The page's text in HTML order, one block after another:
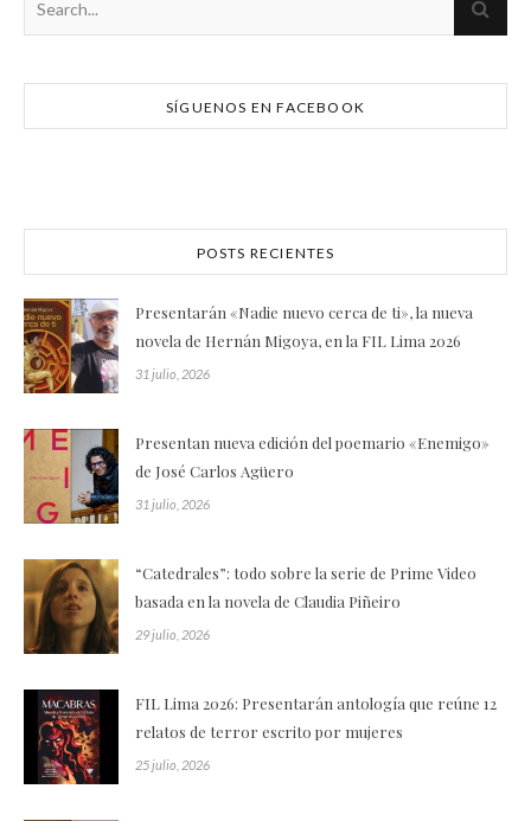
SÍGUENOS EN FACEBOOK
POSTS RECIENTES
Presentarán «Nadie nuevo cerca de ti», la nueva
novela de Hernán Migoya, en la FIL Lima 2026
31 julio, 2026
Presentan nueva edición del poemario «Enemigo»
de José Carlos Agüero
31 julio, 2026
“Catedrales”: todo sobre la serie de Prime Video
basada en la novela de Claudia Piñeiro
29 julio, 2026
FIL Lima 2026: Presentarán antología que reúne 12
relatos de terror escrito por mujeres
25 julio, 2026